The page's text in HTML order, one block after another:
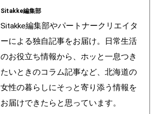
Sitakke編集部
Sitakke編集部やパートナークリエイタ
ーによる独自記事をお届け。日常生活
のお役立ち情報から、ホッと一息つき
たいときのコラム記事など、北海道の
女性の暮らしにそっと寄り添う情報を
お届けできたらと思っています。